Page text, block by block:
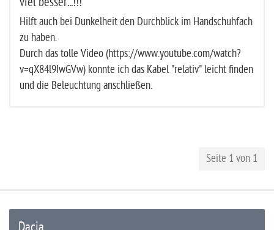
Hilft auch bei Dunkelheit den Durchblick im Handschuhfach
zu haben.
Durch das tolle Video (https://www.youtube.com/watch?
v=qX84l9IwGVw) konnte ich das Kabel "relativ" leicht finden
und die Beleuchtung anschließen.
Seite 1 von 1
Dacia